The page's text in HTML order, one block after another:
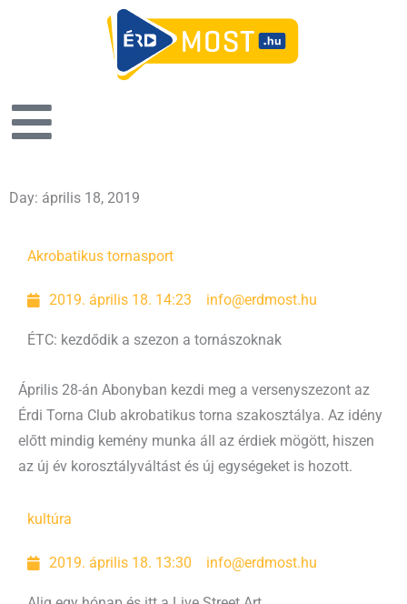
Day: április 18, 2019
Akrobatikus tornasport
2019. április 18. 14:23 info@erdmost.hu
ÉTC: kezdődik a szezon a tornászoknak
Április 28-án Abonyban kezdi meg a versenyszezont az
Érdi Torna Club akrobatikus torna szakosztálya. Az idény
előtt mindig kemény munka áll az érdiek mögött, hiszen
az új év korosztályváltást és új egységeket is hozott.
kultúra
2019. április 18. 13:30 info@erdmost.hu